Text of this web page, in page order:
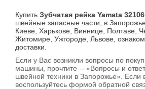
Купить Зубчатая рейка Yamata
швейные запасные части, в
Киеве, Харькове, Виннице, Полтаве,
Житомире, Ужгороде, Львове,
доставки.
Если у Вас возникли вопросы по
машины, прочтите -- «Вопросы и
швейной техники в Запорожье». Если
воспользуйтесь формой обратной